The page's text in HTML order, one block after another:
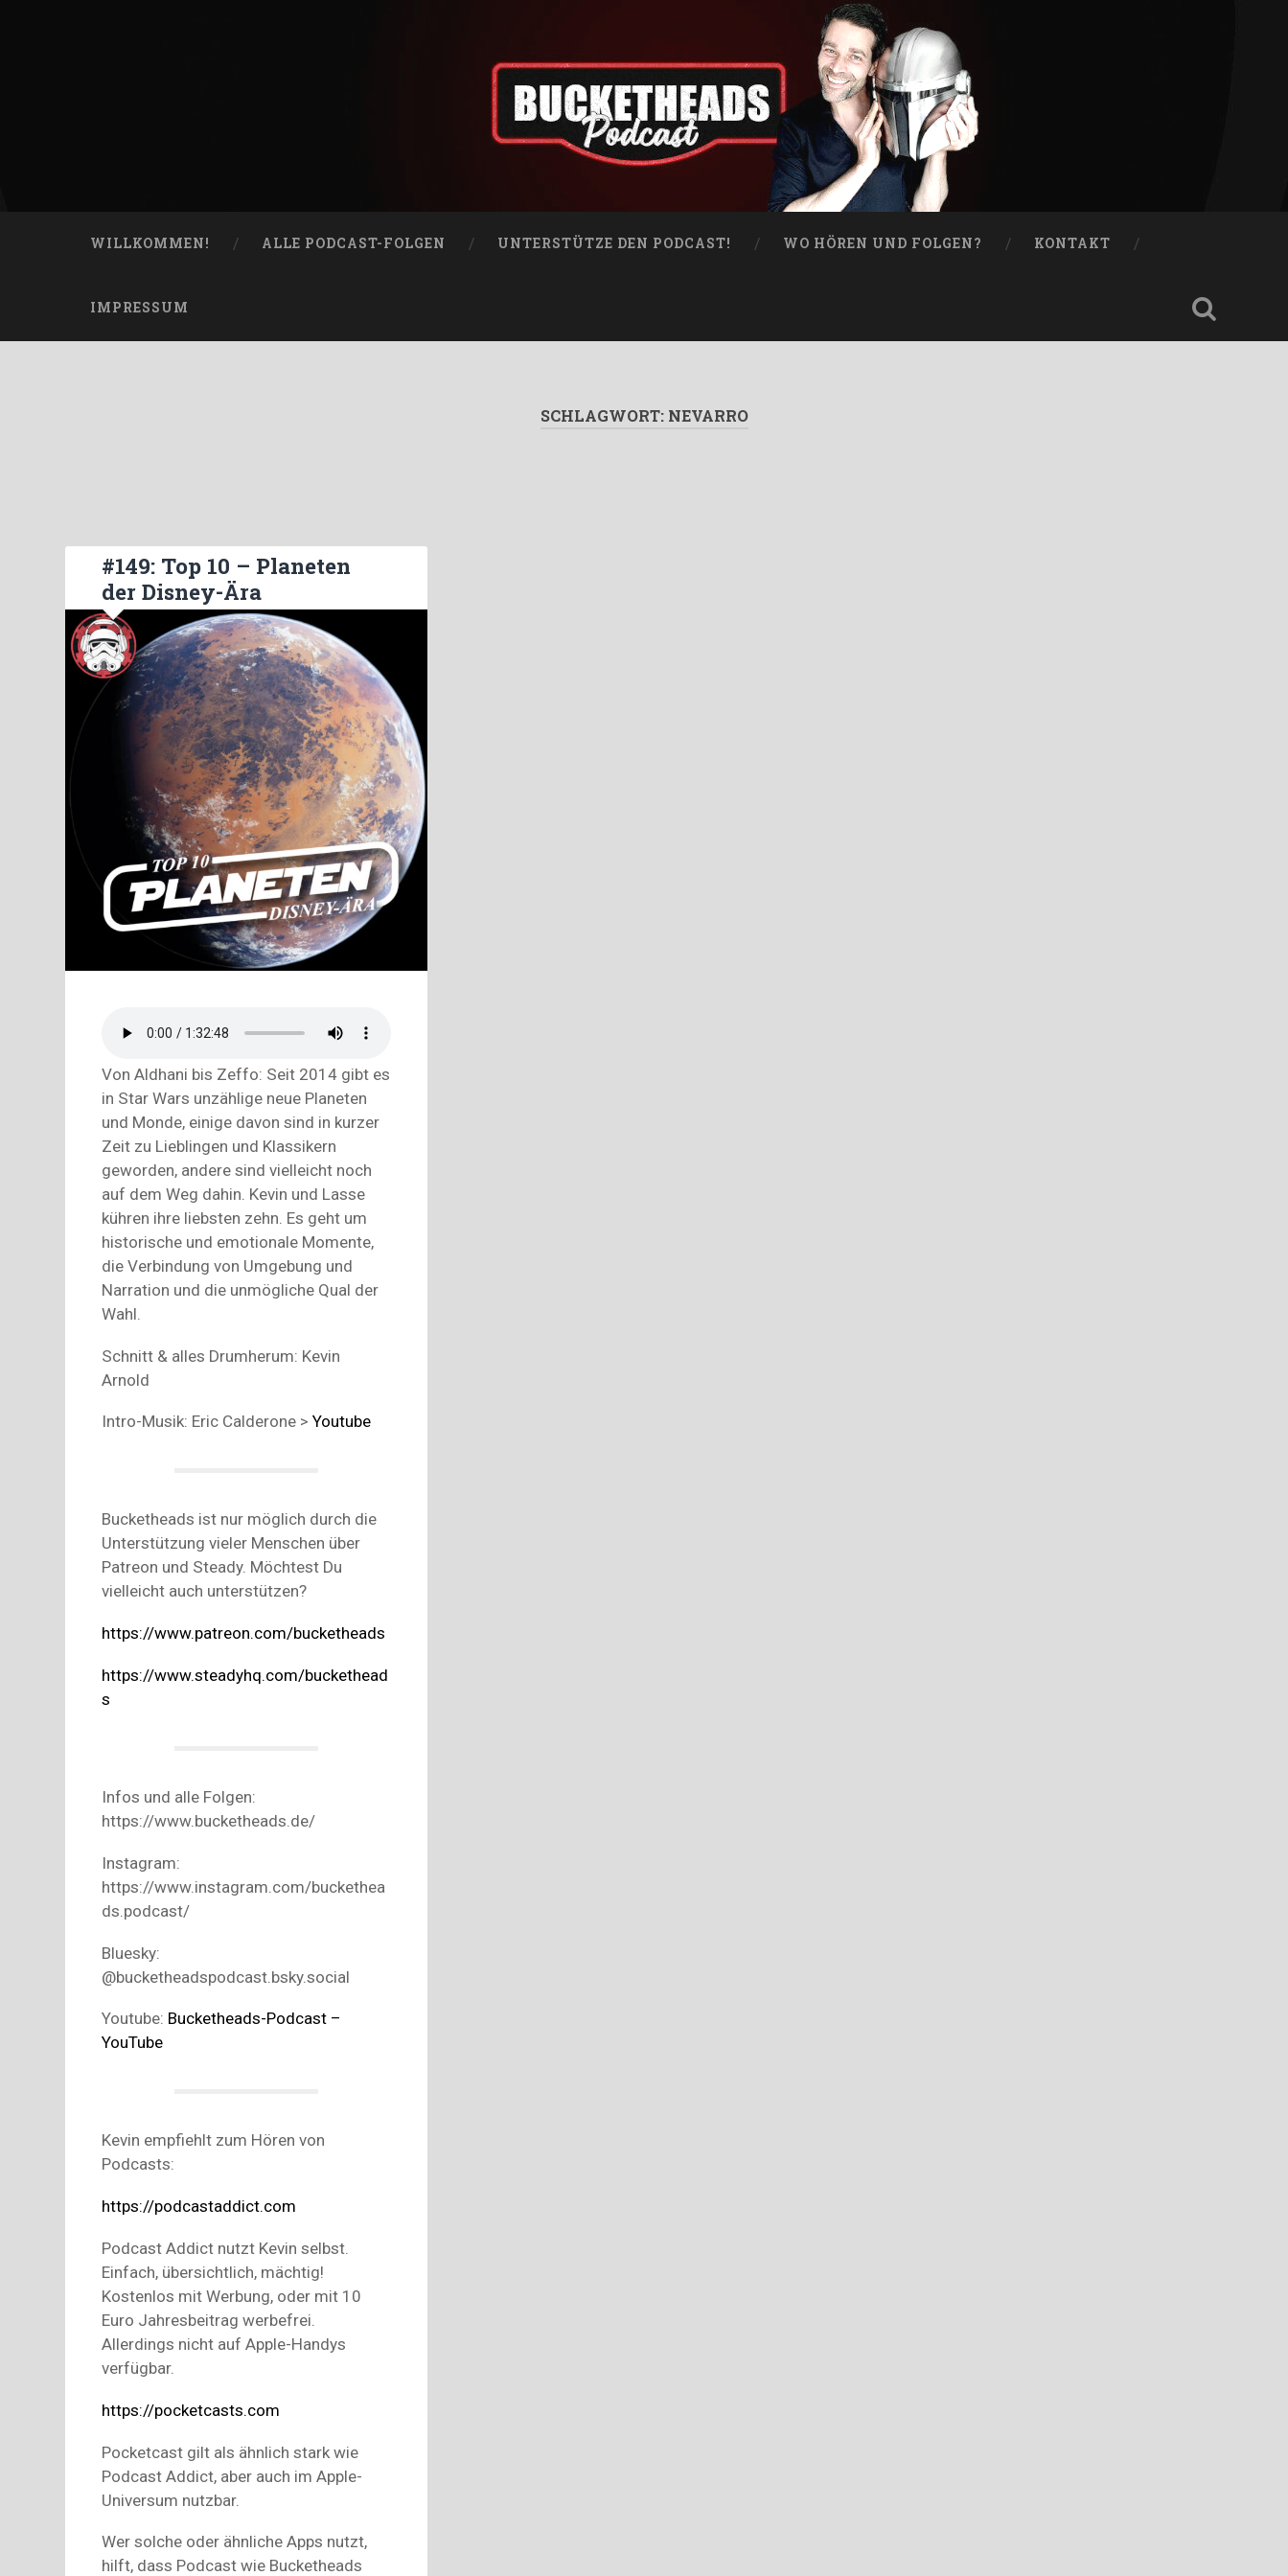
WILLKOMMEN! ALLE PODCAST-FOLGEN UNTERSTÜTZE DEN PODCAST! WO HÖREN UND FOLGEN? KONTAKT
IMPRESSUM
SCHLAGWORT: NEVARRO
#149: Top 10 – Planeten
der Disney-Ära
Von Aldhani bis Zeffo: Seit 2014 gibt es
in Star Wars unzählige neue Planeten
und Monde, einige davon sind in kurzer
Zeit zu Lieblingen und Klassikern
geworden, andere sind vielleicht noch
auf dem Weg dahin. Kevin und Lasse
kühren ihre liebsten zehn. Es geht um
historische und emotionale Momente,
die Verbindung von Umgebung und
Narration und die unmögliche Qual der
Wahl.
Schnitt & alles Drumherum: Kevin
Arnold
Intro-Musik: Eric Calderone >Youtube
Bucketheads ist nur möglich durch die
Unterstützung vieler Menschen über
Patreon und Steady. Möchtest Du
vielleicht auch unterstützen?
https://www.patreon.com/bucketheads
https://www.steadyhq.com/buckethead
s
Infos und alle Folgen:
https://www.bucketheads.de/
Instagram:
https://www.instagram.com/buckethea
ds.podcast/
Bluesky:
@bucketheadspodcast.bsky.social
Youtube: Bucketheads-Podcast –
YouTube
Kevin empfiehlt zum Hören von
Podcasts:
https://podcastaddict.com
Podcast Addict nutzt Kevin selbst.
Einfach, übersichtlich, mächtig!
Kostenlos mit Werbung, oder mit 10
Euro Jahresbeitrag werbefrei.
Allerdings nicht auf Apple-Handys
verfügbar.
https://pocketcasts.com
Pocketcast gilt als ähnlich stark wie
Podcast Addict, aber auch im Apple-
Universum nutzbar.
Wer solche oder ähnliche Apps nutzt,
hilft, dass Podcast wie Bucketheads